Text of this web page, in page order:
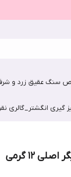
سنگ عقیق زرد و
گیری انگشتر_گالری
12 گرمی